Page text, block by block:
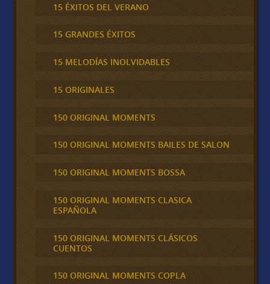
15 ÉXITOS DEL VERANO
15 GRANDES ÉXITOS
15 MELODÍAS INOLVIDABLES
15 ORIGINALES
150 ORIGINAL MOMENTS
150 ORIGINAL MOMENTS BAILES DE SALON
150 ORIGINAL MOMENTS BOSSA
150 ORIGINAL MOMENTS CLASICA
ESPAÑOLA
150 ORIGINAL MOMENTS CLÁSICOS
CUENTOS
150 ORIGINAL MOMENTS COPLA